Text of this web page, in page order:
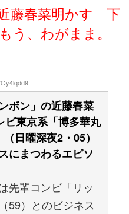
藤春菜明かす 下
う、わがまま。
ボン」の近藤春菜
ビ東京系「博多華丸
日曜深夜2・05）
にまつわるエピソ
先輩コンビ「リッ
59）とのビジネス